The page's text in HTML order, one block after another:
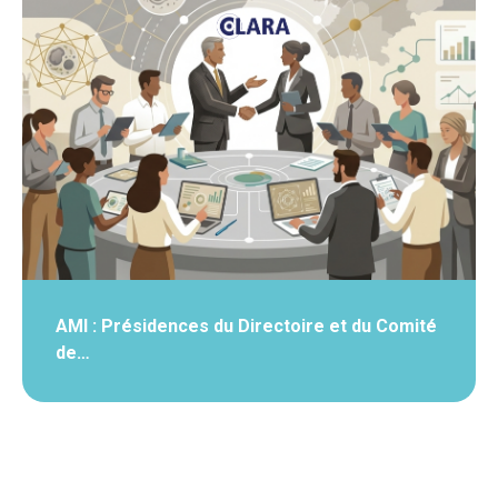
AMI : Présidences du Directoire et du Comité
de…